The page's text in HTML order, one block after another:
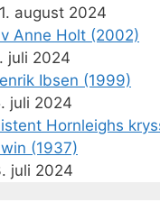
august 2024
Anne Holt (2002)
juli 2024
Ibsen (1999)
juli 2024
Hornleighs
(1937)
juli 2024